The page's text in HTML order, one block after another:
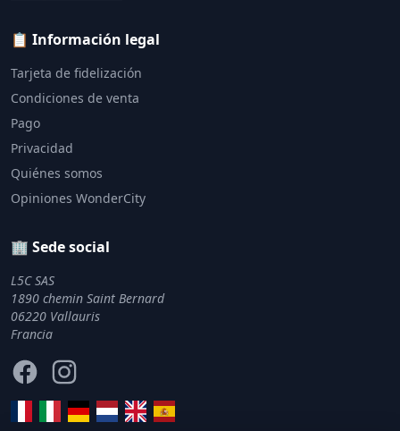
📋 Información legal
Tarjeta de fidelización
Condiciones de venta
Pago
Privacidad
Quiénes somos
Opiniones WonderCity
🏢 Sede social
L5C SAS
1890 chemin Saint Bernard
06220 Vallauris
Francia
FacebookInstagram